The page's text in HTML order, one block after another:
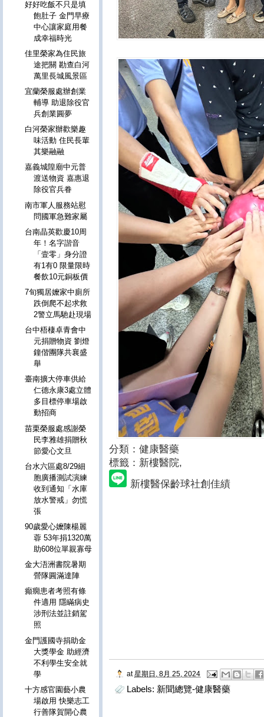
分類：健康醫藥
標籤：新樓醫院,
新樓醫保齡球社創佳績
at 星期日, 8月 25, 2024
Labels: 新聞總覽-健康醫藥
好好吃飯不只是填
飽肚子 金門早療
中心讓家庭用餐
成幸福時光
佳里榮家為住民旅
途把關 勘查白河
萬里長城風景區
宜蘭榮服處辦創業
輔導 助退除役官
兵創業圓夢
白河榮家辦歡樂趣
味活動 住民長輩
其樂融融
嘉義城隍廟中元普
渡送物資 嘉惠退
除役官兵眷
南市軍人服務站慰
問國軍急難家屬
台南晶英歡慶10周
年！名字諧音
「壹零」身分證
有1有0 限量限時
餐飲10元銅板價
7旬獨居嬤家中廁所
跌倒爬不起求救
2警立馬馳赴現場
台中梧棲卓青會中
元捐贈物資 劉燈
鐘偕團隊共襄盛
舉
臺南擴大停車供給
仁德永康3處立體
多目標停車場啟
動招商
苗栗榮服處感謝榮
民李雅雄捐贈秋
節愛心文旦
台水六區處8/29細
胞廣播測試演練
收到通知「水庫
放水警戒」勿慌
張
90歲愛心嬤陳楊麗
蓉 53年捐1320萬
助608位單親寡母
金大浯洲書院暑期
營隊圓滿達陣
癲癇患者考照有條
件適用 隱瞞病史
涉刑法並註銷駕
照
金門護國寺捐助金
大獎學金 助經濟
不利學生安全就
學
十方感官園藝小農
場啟用 快樂志工
行善隊賀開心農